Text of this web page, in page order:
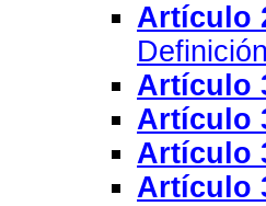
Artículo
Artículo
Artículo
Artículo
Artículo